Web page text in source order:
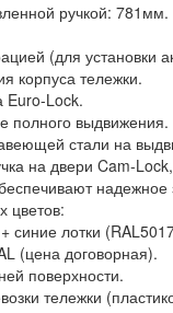
ручкой: 781мм.
(для установки
корпуса тележки.
Euro-Lock.
выдвижения.
стали на
на двери Cam-
надежное
цветов:
синие лотки
(цена договорная).
поверхности.
тележки